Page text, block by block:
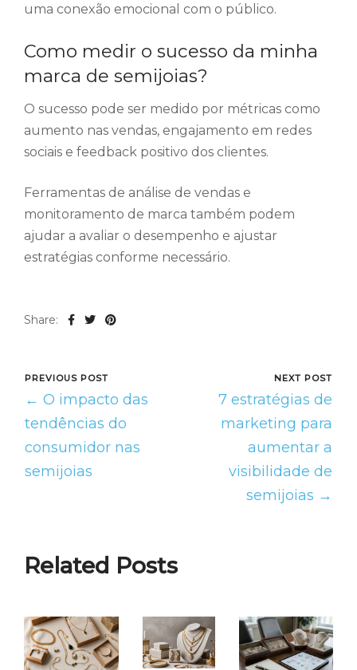
uma conexão emocional com o público.
Como medir o sucesso da minha
marca de semijoias?
O sucesso pode ser medido por métricas como
aumento nas vendas, engajamento em redes
sociais e feedback positivo dos clientes.
Ferramentas de análise de vendas e
monitoramento de marca também podem
ajudar a avaliar o desempenho e ajustar
estratégias conforme necessário.
Share:
PREVIOUS POST
← O impacto das
tendências do
consumidor nas
semijoias
NEXT POST
7 estratégias de
marketing para
aumentar a
visibilidade de
semijoias →
Related Posts